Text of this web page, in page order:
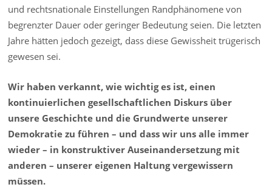
und rechtsnationale Einstellungen Randphänomene von
begrenzter Dauer oder geringer Bedeutung seien. Die letzten
Jahre hätten jedoch gezeigt, dass diese Gewissheit trügerisch
gewesen sei.
Wir haben verkannt, wie wichtig es ist, einen
kontinuierlichen gesellschaftlichen Diskurs über
unsere Geschichte und die Grundwerte unserer
Demokratie zu führen – und dass wir uns alle immer
wieder – in konstruktiver Auseinandersetzung mit
anderen – unserer eigenen Haltung vergewissern
müssen.